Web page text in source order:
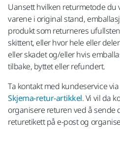
Uansett hvilken returmetode du
varene i original stand,
produkt som returneres
skittent, eller hvor hele eller
eller skadet og/eller hvis
tilbake, byttet eller refundert.
Ta kontakt med kundeservice
Skjema-retur-artikkel. Vi vil da
organisere returen ved å sende
returetikett på e-post og